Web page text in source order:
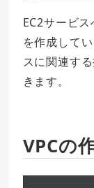
EC2サービ
を作成して
スに関連す
きます。
VPCの